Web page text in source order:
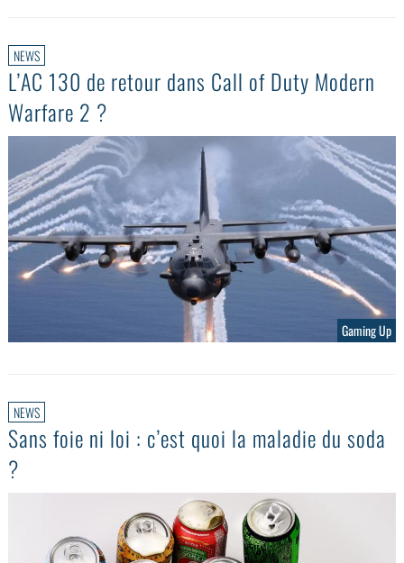
NEWS
L’AC 130 de retour dans Call of Duty Modern
Warfare 2 ?
Gaming Up
NEWS
Sans foie ni loi : c’est quoi la maladie du soda
?